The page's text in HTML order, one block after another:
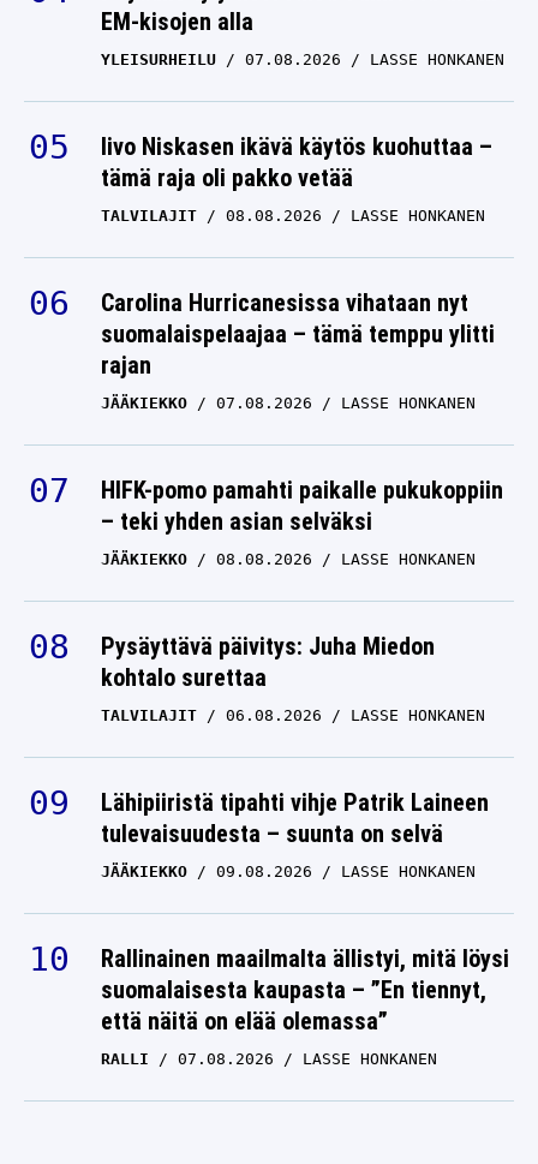
YLEISURHEILU 07.08.2026
Iivo Niskasen ikävä käytös kuohuttaa –
tämä raja oli pakko vetää
TALVILAJIT 08.08.2026 LASSE HONKANEN
Carolina Hurricanesissa vihataan nyt
suomalaispelaajaa – tämä temppu ylitti
rajan
JÄÄKIEKKO
HIFK-pomo pamahti paikalle pukukoppiin
– teki yhden asian selväksi
JÄÄKIEKKO 08.08.2026 LASSE HONKANEN
Pysäyttävä päivitys: Juha Miedon
kohtalo surettaa
TALVILAJIT 06.08.2026
Lähipiiristä tipahti vihje Patrik Laineen
tulevaisuudesta – suunta on selvä
JÄÄKIEKKO 09.08.2026 LASSE HONKANEN
Rallinainen maailmalta ällistyi, mitä löysi
suomalaisesta kaupasta – ”En tiennyt,
että näitä on elää olemassa”
RALLI 07.08.2026 LASSE HONKANEN